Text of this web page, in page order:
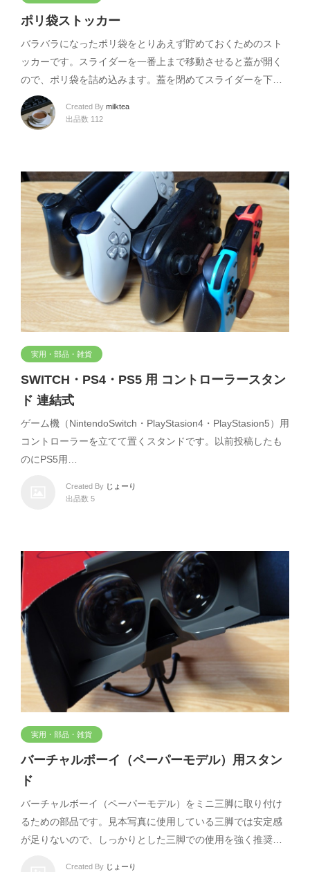
ポリ袋ストッカー
バラバラになったポリ袋をとりあえず貯めておくためのスト
ッカーです。スライダーを一番上まで移動させると蓋が開く
ので、ポリ袋を詰め込みます。蓋を閉めてスライダーを下…
Created By milktea
出品数 112
実用・部品・雑貨
SWITCH・PS4・PS5 用 コントローラースタン
ド 連結式
ゲーム機（NintendoSwitch・PlayStasion4・PlayStasion5）用
コントローラーを立てて置くスタンドです。以前投稿したも
のにPS5用…
Created By じょーり
出品数 5
実用・部品・雑貨
バーチャルボーイ（ペーパーモデル）用スタン
ド
バーチャルボーイ（ペーパーモデル）をミニ三脚に取り付け
るための部品です。見本写真に使用している三脚では安定感
が足りないので、しっかりとした三脚での使用を強く推奨…
Created By じょーり